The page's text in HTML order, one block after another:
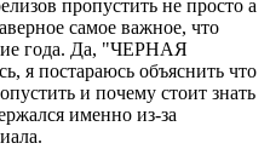
пропустить не просто а
самое важное, что
года. Да, "ЧЕРНАЯ
я постараюсь объяснить что
и почему стоит знать
именно из-за